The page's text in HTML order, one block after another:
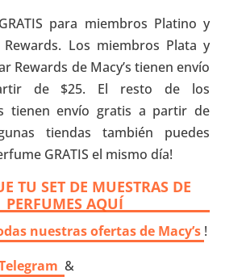
para miembros Platino y
Los miembros Plata y
Rewards de Macy’s tienen envío
de $25. El resto de los
tienen envío gratis a partir de
tiendas también puedes
GRATIS el mismo día!
TU SET DE MUESTRAS DE
PERFUMES AQUÍ
nuestras ofertas de Macy’s !
&